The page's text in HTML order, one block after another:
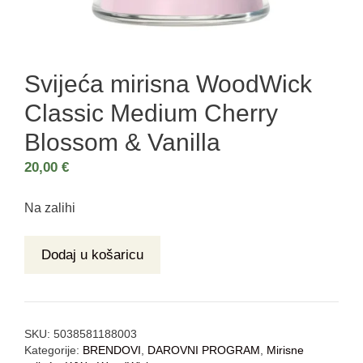
Svijeća mirisna WoodWick
Classic Medium Cherry
Blossom & Vanilla
20,00 €
Na zalihi
Dodaj u košaricu
SKU: 5038581188003
Kategorije: BRENDOVI , DAROVNI PROGRAM , Mirisne